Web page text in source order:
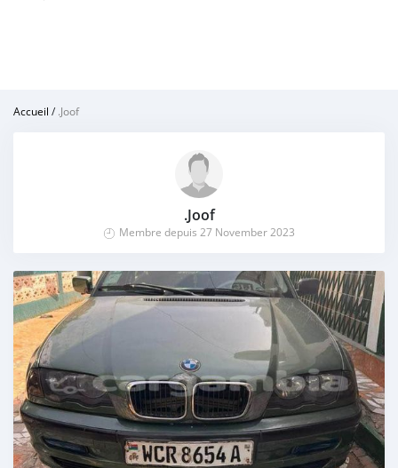
Accueil /.Joof
.Joof
Membre depuis 27 November 2023